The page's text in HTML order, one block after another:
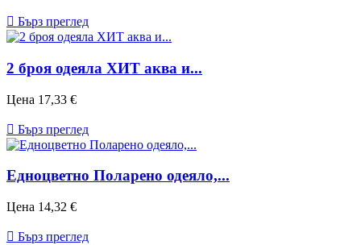
 Бърз преглед
2 броя одеяла ХИТ аква и...
Цена 17,33 €
 Бърз преглед
Eдноцветно Поларено одеяло,...
Цена 14,32 €
 Бърз преглед